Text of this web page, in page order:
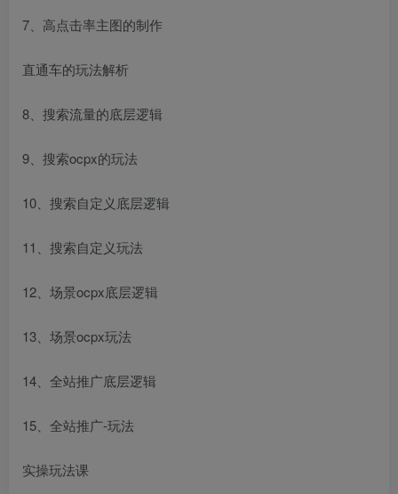
7、高点击率主图的制作
直通车的玩法解析
8、搜索流量的底层逻辑
9、搜索ocpx的玩法
10、搜索自定义底层逻辑
11、搜索自定义玩法
12、场景ocpx底层逻辑
13、场景ocpx玩法
14、全站推广底层逻辑
15、全站推广-玩法
实操玩法课